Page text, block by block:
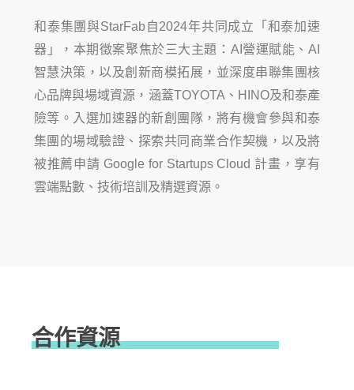
和泰集團與StarFab自2024年共同成立「和泰加速
器」，本期徵案聚焦於三大主題： AI 營運賦能、AI
智慧決策，以及創新商模拓展，並深度串聯集團核
心品牌與場域資源，涵蓋TOYOTA 、 HI NO及和泰產
險等。入選加速器的新創團隊，將有機會參與和泰
集團的場域驗證、探索共同商業合作契機，以及將
被推薦申請 Google for Startups Cloud 計畫 ，享有
雲端點數、技術培訓及精選資源。
合作資源